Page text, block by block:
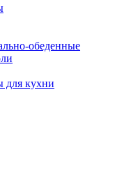
обеденные
для кухни